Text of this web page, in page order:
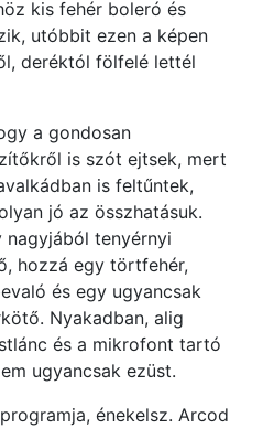
kis fehér boleró és
utóbbit ezen a képen
deréktól fölfelé lettél
a gondosan
is szót ejtsek, mert
is feltűntek,
jó az összhatásuk.
tenyérnyi
hozzá egy törtfehér,
és egy ugyancsak
Nyakadban, alig
és a mikrofont tartó
ugyancsak ezüst.
énekelsz. Arcod